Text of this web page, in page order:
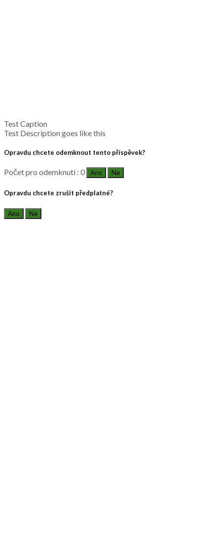
Test Caption
Test Description goes like this
Opravdu chcete odemknout tento příspěvek?
Počet pro odemknutí : 0 Ano Ne
Opravdu chcete zrušit předplatné?
Ano Ne